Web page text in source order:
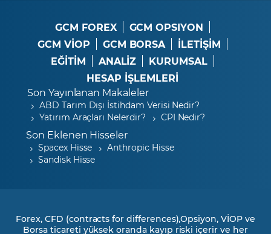
GCM FOREX
GCM OPSIYON
GCM VİOP
GCM BORSA
İLETİŞİM
EĞİTİM
ANALİZ
KURUMSAL
HESAP İŞLEMLERİ
Son Yayınlanan Makaleler
ABD Tarım Dışı İstihdam Verisi Nedir?
Yatırım Araçları Nelerdir?
CPI Nedir?
Son Eklenen Hisseler
Spacex Hisse
Anthropic Hisse
Sandisk Hisse
Forex, CFD (contracts for differences),Opsiyon, VİOP ve
Borsa ticareti yüksek oranda kayıp riski içerir ve her